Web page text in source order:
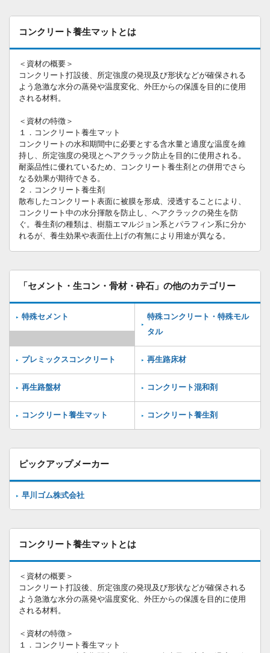
コンクリート養生マットとは
＜資材の概要＞
コンクリート打設後、所定強度の発現及び形状などが確保される
よう急激な水分の蒸発や温度変化、外圧からの保護を目的に使用
される材料。
＜資材の特徴＞
１．コンクリート養生マット
コンクリートの水和期間中に必要とする含水量と適度な温度を維
持し、所定強度の発現とヘアクラック防止を目的に使用される。
耐薬品性に優れているため、コンクリート養生剤との併用でさら
なる効果が期待できる。
２．コンクリート養生剤
散布したコンクリート表面に被膜を形成、浸透することにより、
コンクリート中の水分揮散を防止し、ヘアクラックの発生を防
ぐ。養生剤の種類は、樹脂エマルジョン系とパラフィン系に分か
れるが、養生効果や表面仕上げの有無により用途が異なる。
「セメント・生コン・骨材・砕石」の他のカテゴリー
特殊セメント
特殊コンクリート・特殊モル
タル
プレミックスコンクリート 再生路床材
再生路盤材 コンクリート混和剤
コンクリート養生マット コンクリート養生剤
ピックアップメーカー
早川ゴム株式会社
コンクリート養生マットとは
＜資材の概要＞
コンクリート打設後、所定強度の発現及び形状などが確保される
よう急激な水分の蒸発や温度変化、外圧からの保護を目的に使用
される材料。
＜資材の特徴＞
１．コンクリート養生マット